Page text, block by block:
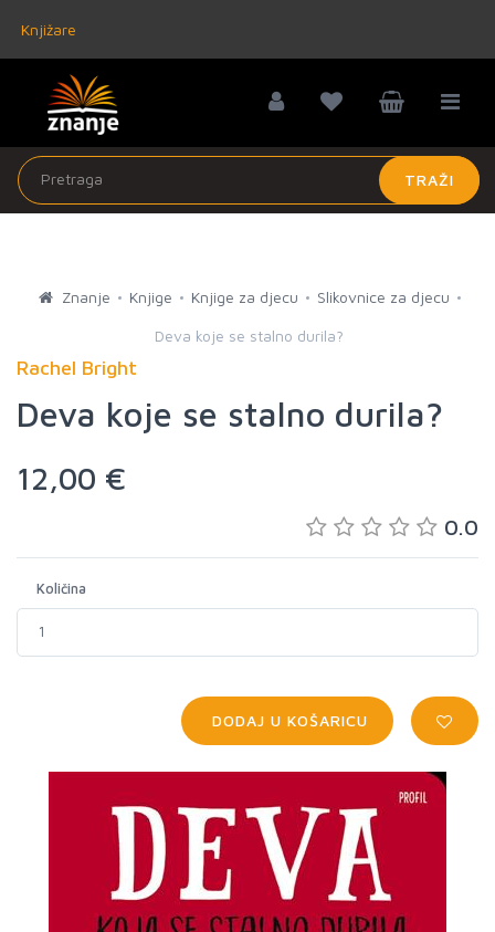
Knjižare
TRAŽI
Znanje Knjige Knjige za djecu Slikovnice za djecu
Deva koje se stalno durila?
Rachel Bright
Deva koje se stalno durila?
12,00 €
0.0
Količina
DODAJ U KOŠARICU